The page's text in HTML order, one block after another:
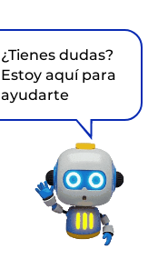
¿Tienes dudas?
Estoy aquí para
ayudarte